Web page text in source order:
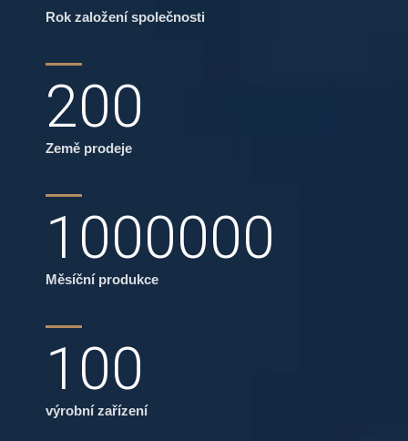
Rok založení společnosti
200
Země prodeje
1000000
Měsíční produkce
100
výrobní zařízení